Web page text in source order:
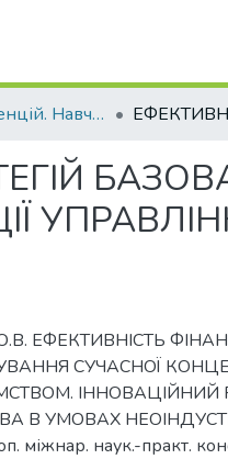
Тези конференцій. Навчально-науковий інститут економіки, управління, права та інформаційних технологій
О.В. ЕФЕКТИВНІСТЬ
СУЧАСНОЇ
ІННОВАЦІЙНИЙ
В УМОВАХ
міжнар. наук.-практ.